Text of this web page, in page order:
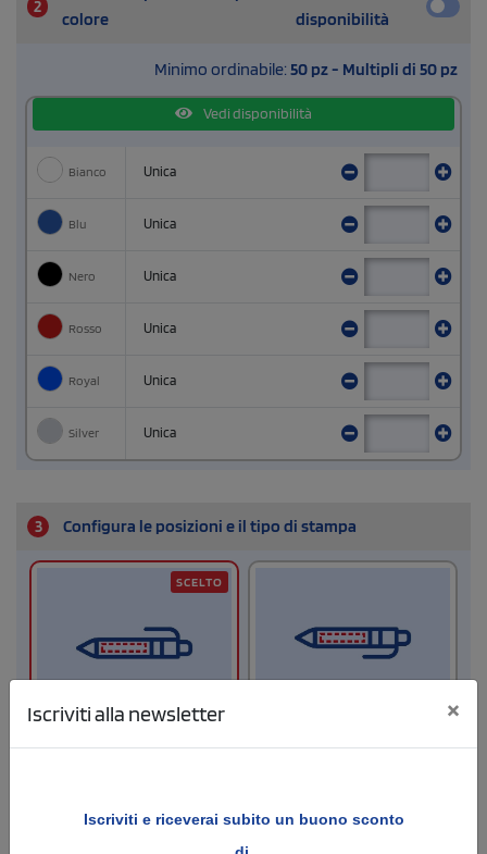
2
colore
disponibilità
Minimo ordinabile: 50 pz - Multipli di 50 pz
Vedi disponibilità
Bianco Unica
Blu Unica
Nero Unica
Rosso Unica
Royal Unica
Silver Unica
3 Configura le posizioni e il tipo di stampa
Fronte
SCELTO
Retro
Iscriviti alla newsletter ×
Iscriviti e riceverai subito un buono sconto